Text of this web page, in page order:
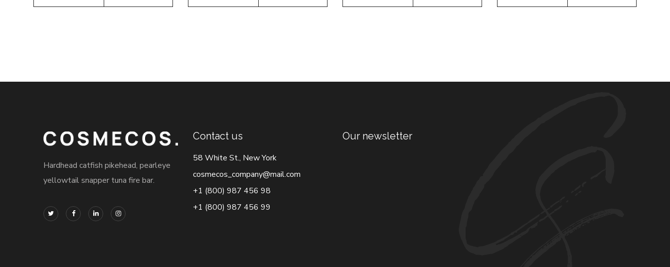
Hardhead catfish pikehead, pearleye
yellowtail snapper tuna fire bar.
Contact us
58 White St., New York
cosmecos_company@mail.com
+1 (800) 987 456 98
+1 (800) 987 456 99
Our newsletter